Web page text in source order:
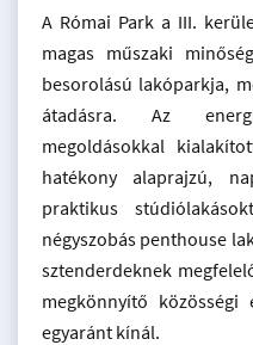
A Római Park a III.
magas műszaki
besorolású lakóparkja,
átadásra. Az
megoldásokkal
hatékony alaprajzú,
praktikus
négyszobás penthouse
sztenderdeknek
megkönnyítő közösségi
egyaránt kínál.